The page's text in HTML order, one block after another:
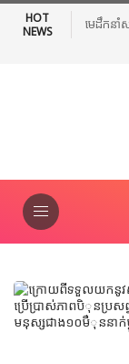
HOT
NEWS
មេដឹកនាំសា